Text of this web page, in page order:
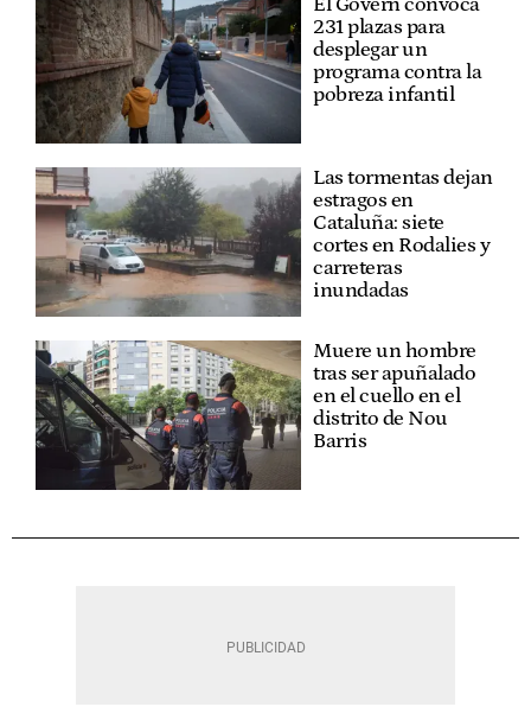
231 plazas para
desplegar un
programa contra la
pobreza infantil
Las tormentas dejan
estragos en
Cataluña: siete
cortes en Rodalies y
carreteras
inundadas
Muere un hombre
tras ser apuñalado
en el cuello en el
distrito de Nou
Barris